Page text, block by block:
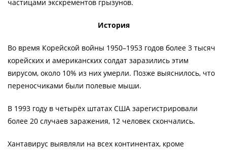
частицами экскрементов грызунов.
История
Во время Корейской войны 1950–1953 годов более 3 тысяч
корейских и американских солдат заразились этим
вирусом, около 10% из них умерли. Позже выяснилось, что
переносчиками были полевые мыши.
В 1993 году в четырёх штатах США зарегистрировали
более 20 случаев заражения, 12 человек скончались.
Хантавирус выявляли на всех континентах, кроме